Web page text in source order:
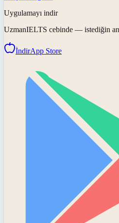
Uygulamayı indir
UzmanIELTS cebinde — istediğin
İndirApp Store